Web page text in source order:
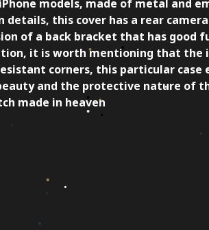
this cover has a rear
of a back bracket that has good
it is worth mentioning that the
corners, this particular case
and the protective nature of
made in heaven.